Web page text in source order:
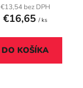
2k
€13,54 bez DPH
€16,65 / ks
DO KOŠÍKA